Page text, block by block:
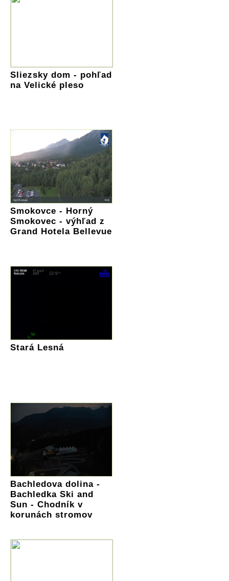
Sliezsky dom - pohľad
na Velické pleso
Smokovce - Horný
Smokovec - výhľad z
Grand Hotela Bellevue
Stará Lesná
Bachledova dolina -
Bachledka Ski and
Sun - Chodník v
korunách stromov